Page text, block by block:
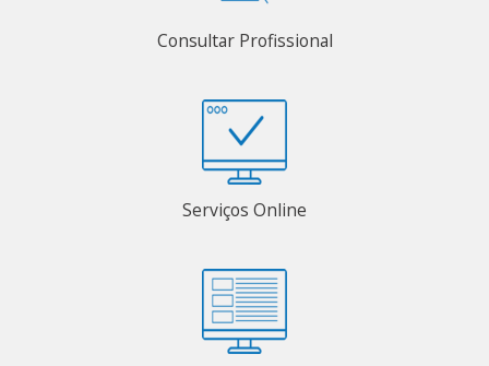
Consultar Profissional
Serviços Online